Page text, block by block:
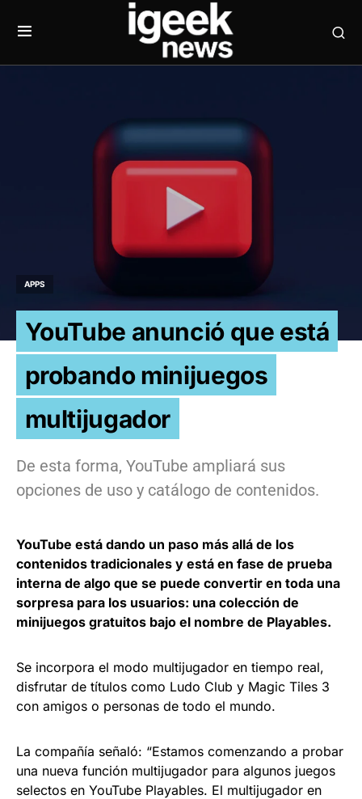
APPS
YouTube anunció que está
probando minijuegos
multijugador
De esta forma, YouTube ampliará sus
opciones de uso y catálogo de contenidos.
YouTube está dando un paso más allá de los
contenidos tradicionales y está en fase de prueba
interna de algo que se puede convertir en toda una
sorpresa para los usuarios: una colección de
minijuegos gratuitos bajo el nombre de Playables.
Se incorpora el modo multijugador en tiempo real,
disfrutar de títulos como Ludo Club y Magic Tiles 3
con amigos o personas de todo el mundo.
La compañía señaló: “Estamos comenzando a probar
una nueva función multijugador para algunos juegos
selectos en YouTube Playables. El multijugador en